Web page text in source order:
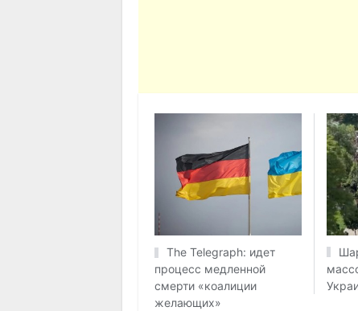
The Telegraph: идет
процесс медленной
смерти «коалиции
желающих»